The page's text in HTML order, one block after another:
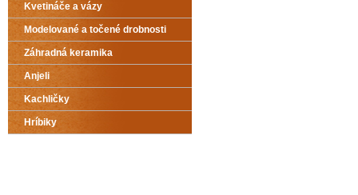
Kvetináče a vázy
Modelované a točené drobnosti
Záhradná keramika
Anjeli
Kachličky
Hríbiky